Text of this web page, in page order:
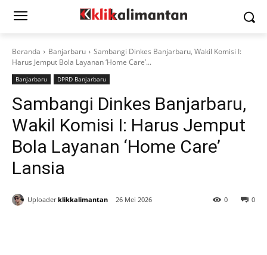
Beranda Banjarbaru
Sambangi Dinkes Banjarbaru, Wakil Komisi I:
Harus Jemput Bola Layanan ‘Home Care’...
Banjarbaru DPRD Banjarbaru
Sambangi Dinkes Banjarbaru,
Wakil Komisi I: Harus Jemput
Bola Layanan ‘Home Care’
Lansia
Uploader klikkalimantan 26 Mei 2026 0
0